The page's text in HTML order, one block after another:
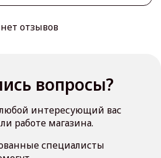
отзывов
вопросы?
интересующий вас
работе магазина.
специалисты